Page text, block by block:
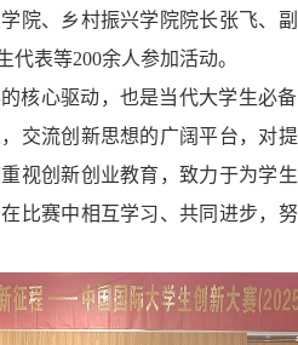
院、乡村振兴学院院长张飞、
表等200余人参加活动。
核心驱动，也是当代大学生必
交流创新思想的广阔平台，对
视创新创业教育，致力于为学
比赛中相互学习、共同进步，